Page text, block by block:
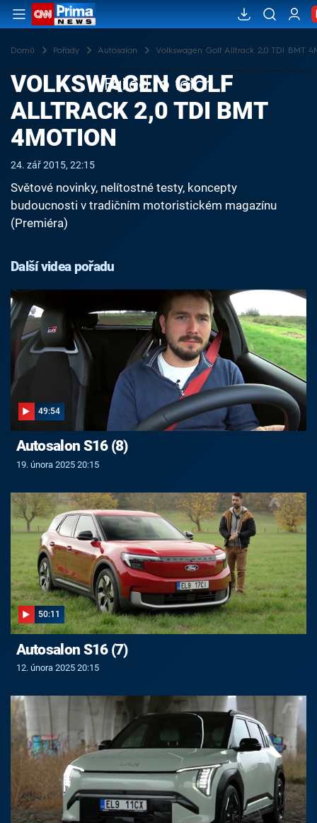
Domů Pořady Autosalon Volkswagen Golf Alltrack 2,0 TDI BMT
Failed to fetch
VOLKSWAGEN GOLF
ALLTRACK 2,0 TDI BMT
4MOTION
24. zář 2015, 22:15
Světové novinky, nelítostné testy, koncepty
budoucnosti v tradičním motoristickém magazínu
(Premiéra)
Další videa pořadu
49:54
Autosalon S16 (8)
19. února 2025 20:15
50:11
Autosalon S16 (7)
12. února 2025 20:15